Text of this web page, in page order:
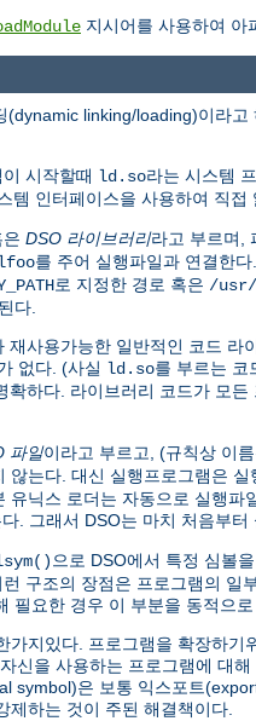
지시어를 사용하여 아
linking/loading)이라
시작할때 ld.so라는 시스템
템 인터페이스을 사용하여 직접
은 DSO 라이브러리라고 부르며,
를 주어 실행파일과 연결한
로 지정한 경로 혹은 /
다.
사용가능한 일반적인 코드
없다. (사실 ld.so를 부르는 코
하다. 라이브러리 코드가 모
파일이라고 부르고, (규칙상 이
않는다. 대신 실행프로그램은 실
닉스 로더는 자동으로 실행
. 그래서 DSO는 마치 처음부
으로 DSO에서 특정 심볼
구조의 장점은 프로그램의
필요한 경우 이 부분을 동적으
지있다. 프로그램을 확장하
신을 사용하는 프로그램에 대
symbol)은 보통 익스포트
제하는 것이 주된 해결책이다.